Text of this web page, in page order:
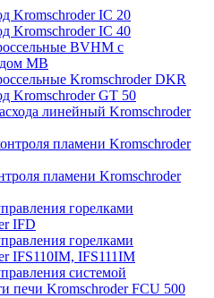
Kromschroder IC 20
Kromschroder IC 40
BVHM с
МВ
Kromschroder DKR
Kromschroder GT 50
линейный Kromschroder
пламени Kromschroder
пламени Kromschroder
горелками
IFD
горелками
IFS110IM, IFS111IM
системой
печи Kromschroder FCU 500